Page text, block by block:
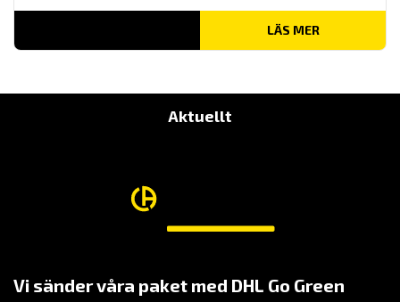
LÄS MER
Aktuellt
Vi sänder våra paket med DHL Go Green